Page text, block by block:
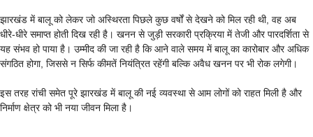
झारखंड में बालू को लेकर जो अस्थिरता पिछले कुछ वर्षों से देखने को मिल रही थी, वह अब
धीरे-धीरे समाप्त होती दिख रही है। खनन से जुड़ी सरकारी प्रक्रिया में तेजी और पारदर्शिता से
यह संभव हो पाया है। उम्मीद की जा रही है कि आने वाले समय में बालू का कारोबार और अधिक
संगठित होगा, जिससे न सिर्फ कीमतें नियंत्रित रहेंगी बल्कि अवैध खनन पर भी रोक लगेगी।
इस तरह रांची समेत पूरे झारखंड में बालू की नई व्यवस्था से आम लोगों को राहत मिली है और
निर्माण क्षेत्र को भी नया जीवन मिला है।